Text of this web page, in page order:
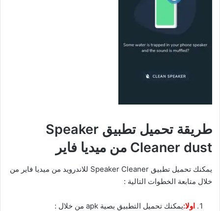
طريقة تحميل تطبيق Speaker
Cleaner dust من ميديا فاير
يمكنك تحميل تطبيق Speaker Cleaner للاندرويد من ميديا فاير من
خلال متابعة الخطوات التالية :
اولا:يمكنك تحميل التطبيق بصية apk من خلال :